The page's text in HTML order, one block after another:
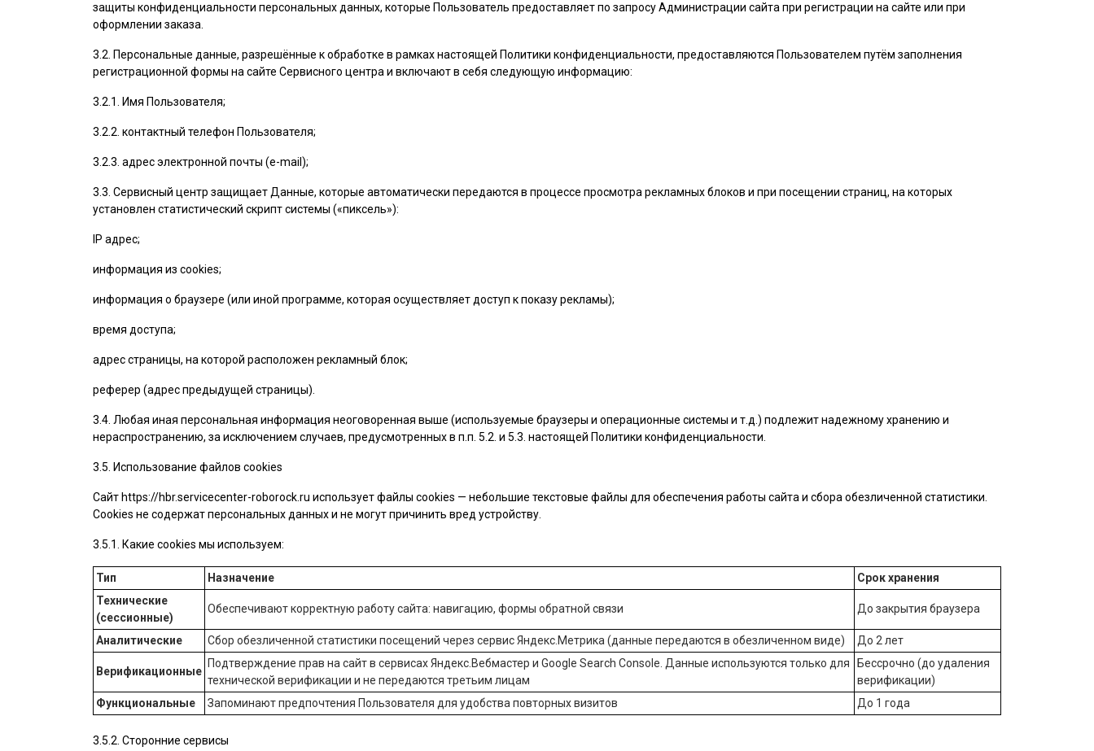
защиты конфиденциальности персональных данных, которые Пользователь предоставляет по запросу Администрации сайта при регистрации на сайте или при
оформлении заказа.
3.2. Персональные данные, разрешённые к обработке в рамках настоящей Политики конфиденциальности, предоставляются Пользователем путём заполнения
регистрационной формы на cайте Сервисного центра и включают в себя следующую информацию:
3.2.1. Имя Пользователя;
3.2.2. контактный телефон Пользователя;
3.2.3. адрес электронной почты (e-mail);
3.3. Сервисный центр защищает Данные, которые автоматически передаются в процессе просмотра рекламных блоков и при посещении страниц, на которых
установлен статистический скрипт системы («пиксель»):
IP адрес;
информация из cookies;
информация о браузере (или иной программе, которая осуществляет доступ к показу рекламы);
время доступа;
адрес страницы, на которой расположен рекламный блок;
реферер (адрес предыдущей страницы).
3.4. Любая иная персональная информация неоговоренная выше (используемые браузеры и операционные системы и т.д.) подлежит надежному хранению и
нераспространению, за исключением случаев, предусмотренных в п.п. 5.2. и 5.3. настоящей Политики конфиденциальности.
3.5. Использование файлов cookies
Сайт https://hbr.servicecenter-roborock.ru использует файлы cookies — небольшие текстовые файлы для обеспечения работы сайта и сбора обезличенной статистики.
Cookies не содержат персональных данных и не могут причинить вред устройству.
3.5.1. Какие cookies мы используем:
Тип Назначение
Срок хранения
Технические
(сессионные)
Обеспечивают корректную работу сайта: навигацию, формы обратной связи До закрытия браузера
Аналитические Сбор обезличенной статистики посещений через сервисЯндекс.Метрика (данные передаются в обезличенном виде) До 2 лет
Верификационные
Подтверждение прав на сайт в сервисахЯндекс.Вебмастер и Google Search Console . Данные используются только для
технической верификации и не передаются третьим лицам
Бессрочно (до удаления
верификации)
Функциональные
Запоминают предпочтения Пользователя для удобства повторных визитов До 1 года
3.5.2. Сторонние сервисы